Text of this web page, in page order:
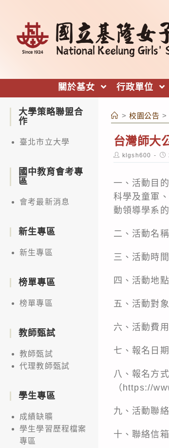
關於基女 行政單位
> 校園公告 >
台灣師大
Post
author:
klgsh600
一、活動目
科學及童軍
動領導學系
二、活動名
三、活動時
四、活動地
五、活動對
六、活動費
七、報名日
八、報名方
（https://
九、活動聯
十、聯絡信
大學策略聯盟合
作
臺北市立大學
國中教育會考專
區
會考最新消息
新生專區
新生專區
榜單專區
榜單專區
教師甄試
教師甄試
代理教師甄試
學生專區
成績缺曠
學生學習歷程檔案
專區